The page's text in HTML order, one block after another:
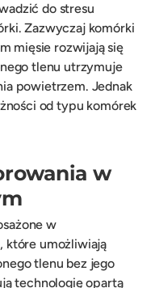
do stresu
Zazwyczaj komórki
mięsie rozwijają się
tlenu utrzymuje
powietrzem. Jednak
od typu komórek
w
w
które umożliwiają
tlenu bez jego
technologię opartą